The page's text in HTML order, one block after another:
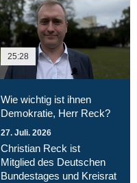
25:28
Wie wichtig ist ihnen
Demokratie, Herr Reck?
27. Juli. 2026
Christian Reck ist
Mitglied des Deutschen
Bundestages und Kreisrat